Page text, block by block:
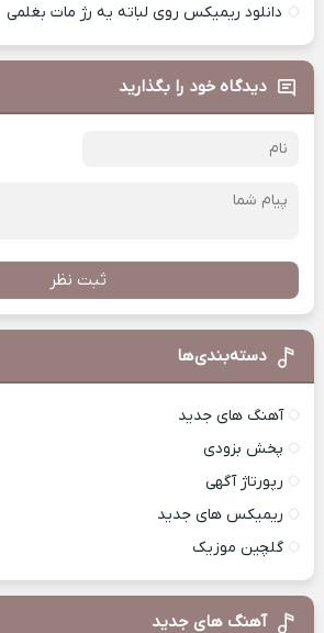
دانلود ریمیکس روی لباته یه رژ مات بغلمی
دیدگاه خود را بگذارید
ثبت نظر
دسته‌بندی‌ها
آهنگ های جدید
پخش بزودی
رپورتاژ آگهی
ریمیکس های جدید
گلچین موزیک
آهنگ های جدید